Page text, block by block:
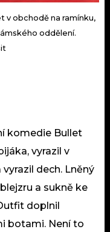
v obchodě na ramínku,
oddělení.
komedie Bullet
vyrazil v
dech. Lněný
a sukně ke
doplnil
botami. Není to